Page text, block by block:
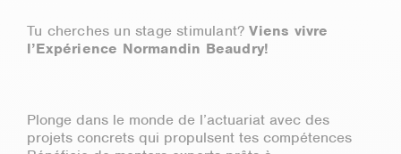
Tu cherches un stage stimulant?Viens vivre
l’Expérience Normandin Beaudry!
Plonge dans le monde de l’actuariat avec des
projets concrets qui propulsent tes compétences